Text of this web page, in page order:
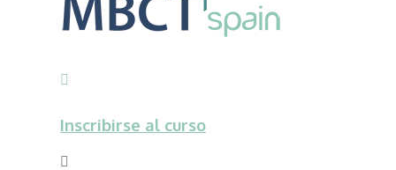
Inscribirse al curso